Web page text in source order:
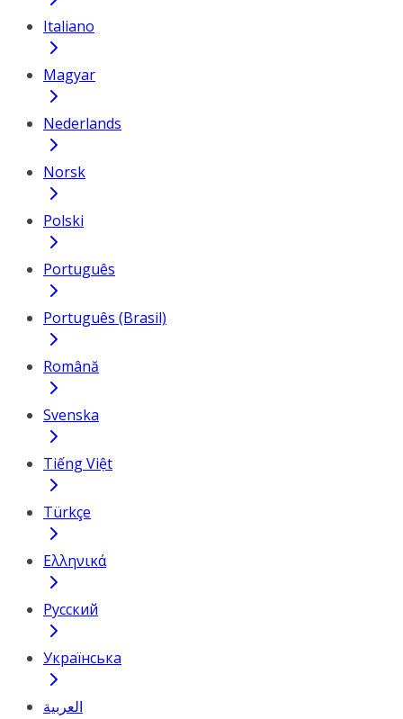
Italiano
Magyar
Nederlands
Norsk
Polski
Português
Português (Brasil)
Română
Svenska
Tiếng Việt
Türkçe
Ελληνικά
Русский
Українська
العربية